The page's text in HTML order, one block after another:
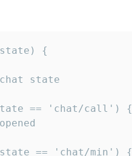
{
state
== 'chat/call') {
== 'chat/min') {